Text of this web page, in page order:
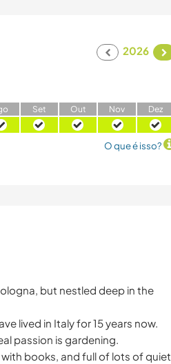
2026
Set Out Nov Dez
O que é isso?
but nestled deep in the
lived in Italy for 15 years now.
passion is gardening.
books, and full of lots of quiet